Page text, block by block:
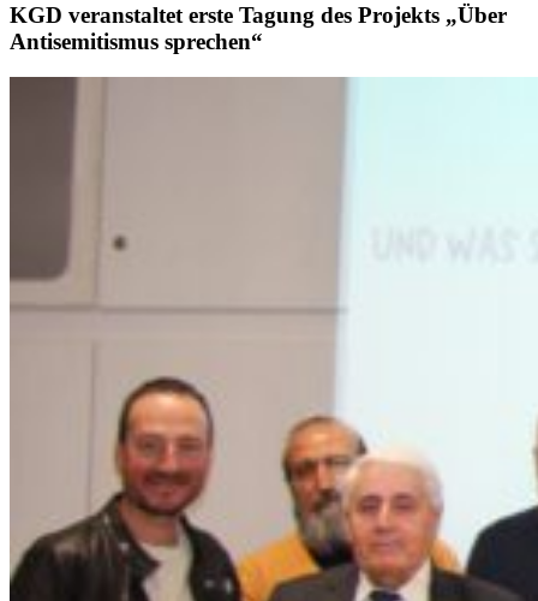
KGD veranstaltet erste Tagung des Projekts „Über
Antisemitismus sprechen“